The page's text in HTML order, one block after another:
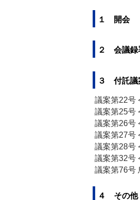
１ 開会
２ 会議録
３ 付託議
議案第22号
議案第25号
議案第26号
議案第27号
議案第28号
議案第32号
議案第76号
４ その他